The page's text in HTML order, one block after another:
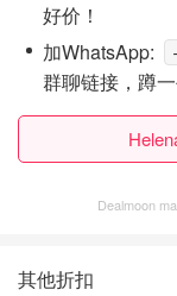
好价！
加WhatsApp:
群聊链接，蹲一
Dealmoon
其他折扣